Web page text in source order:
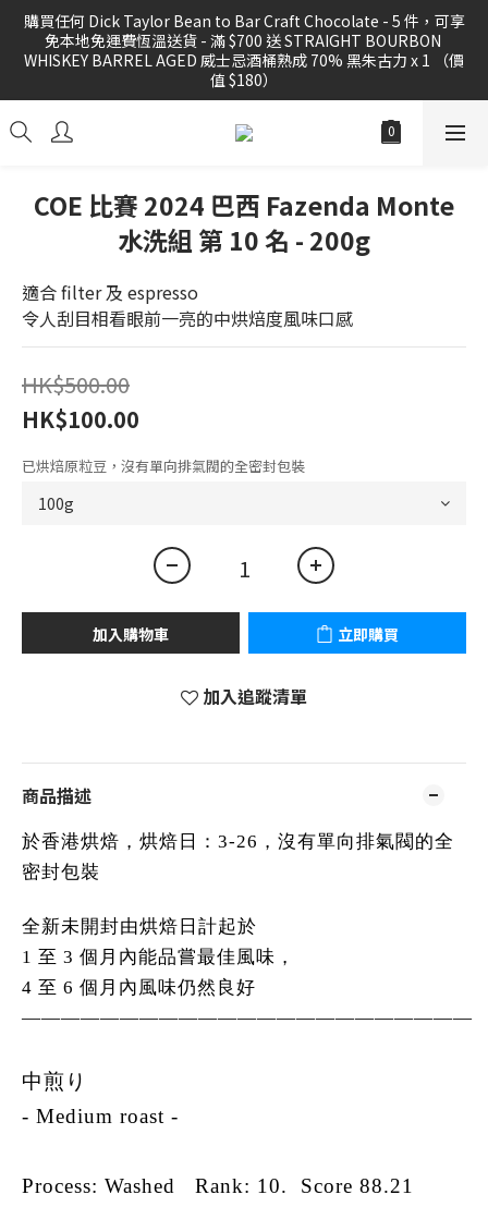
購買任何 Dick Taylor Bean to Bar Craft Chocolate - 5 件，可享
免本地免運費恆溫送貨 - 滿 $700 送 STRAIGHT BOURBON
WHISKEY BARREL AGED 威士忌酒桶熟成 70% 黑朱古力 x 1 （價
值 $180）
購買任何 Dick Taylor Bean to Bar Craft Chocolate - 5 件，可享
免本地免運費恆溫送貨 - 滿 $700 送 STRAIGHT BOURBON
WHISKEY BARREL AGED 威士忌酒桶熟成 70% 黑朱古力 x 1 （價
值 $180）
購買任何 精品咖啡豆 或 滴漏掛耳滿 3 件，可享免運費本地送貨優
FREE local shipping for order 3 PCS of specialty coffee beans
購買任何 Dick Taylor Bean to Bar Craft Chocolate - 5 件，可享
免本地免運費恆溫送貨 - 滿 $700 送 STRAIGHT BOURBON
COE 比賽 2024 巴西 Fazenda Monte
水洗組 第 10 名 - 200g
適合 filter 及 espresso
令人刮目相看眼前一亮的中烘焙度風味口感
HK$500.00
HK$100.00
已烘焙原粒豆，沒有單向排氣閥的全密封包裝
加入購物車 立即購買
加入追蹤清單
商品描述
於香港烘焙， 烘焙日：3-26，沒有單向排氣閥的全
密封包裝
全新未開封由烘焙日計起於
1 至 3 個月內能品嘗最佳風味，
4 至 6 個月內風味仍然良好
———————————————————————
中煎り
- Medium roast -
Process: Washed Rank: 10. Score 88.21